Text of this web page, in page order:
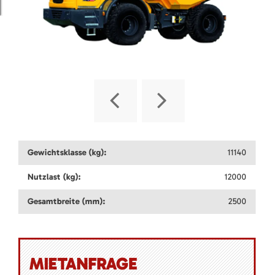
Gewichtsklasse (kg): 11140
Nutzlast (kg): 12000
Gesamtbreite (mm): 2500
MIETANFRAGE